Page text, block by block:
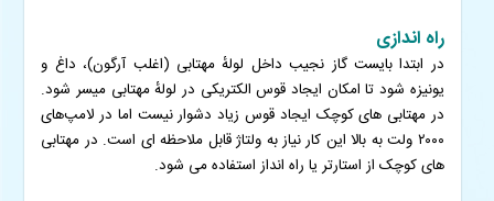
راه اندازی
در ابتدا بایست گاز نجیب داخل لولهٔ مهتابی (اغلب آرگون)، داغ و
یونیزه شود تا امکان ایجاد قوس الکتریکی در لولهٔ مهتابی میسر شود.
در مهتابی های کوچک ایجاد قوس زیاد دشوار نیست اما در لامپ‌های
۲۰۰۰ ولت به بالا این کار نیاز به ولتاژ قابل ملاحظه ای است. در مهتابی
های کوچک از استارتر یا راه انداز استفاده می شود.